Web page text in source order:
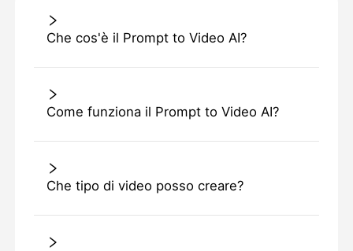
Che cos'è il Prompt to Video AI?
Come funziona il Prompt to Video AI?
Che tipo di video posso creare?